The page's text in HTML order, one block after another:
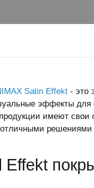
Satin Effekt - это
эффекты
имеют свои
решениями
Effekt